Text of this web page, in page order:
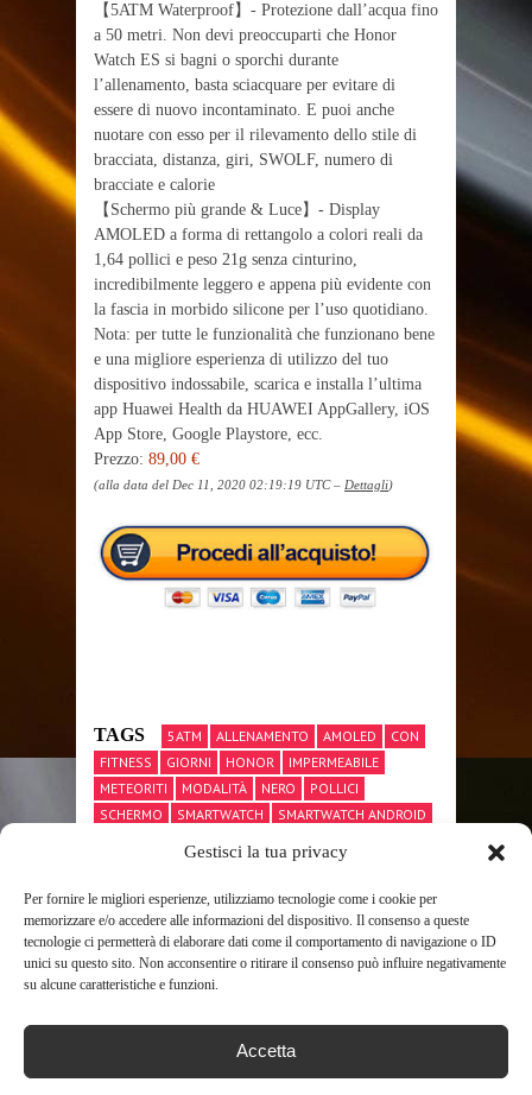
Gestisci la tua privacy
Per fornire le migliori esperienze, utilizziamo tecnologie come i cookie per
memorizzare e/o accedere alle informazioni del dispositivo. Il consenso a queste
tecnologie ci permetterà di elaborare dati come il comportamento di navigazione o ID
unici su questo sito. Non acconsentire o ritirare il consenso può influire negativamente
su alcune caratteristiche e funzioni.
Accetta
【5ATM Waterproof】- Protezione dall’acqua fino
a 50 metri. Non devi preoccuparti che Honor
Watch ES si bagni o sporchi durante
l’allenamento, basta sciacquare per evitare di
essere di nuovo incontaminato. E puoi anche
nuotare con esso per il rilevamento dello stile di
bracciata, distanza, giri, SWOLF, numero di
bracciate e calorie
【Schermo più grande & Luce】- Display
AMOLED a forma di rettangolo a colori reali da
1,64 pollici e peso 21g senza cinturino,
incredibilmente leggero e appena più evidente con
la fascia in morbido silicone per l’uso quotidiano.
Nota: per tutte le funzionalità che funzionano bene
e una migliore esperienza di utilizzo del tuo
dispositivo indossabile, scarica e installa l’ultima
app Huawei Health da HUAWEI AppGallery, iOS
App Store, Google Playstore, ecc.
Prezzo: 89,00 €
(alla data del Dec 11, 2020 02:19:19 UTC – Dettagli)
TAGS 5ATM ALLENAMENTO AMOLED
CON
FITNESS
GIORNI HONOR
IMPERMEABILE
METEORITI
MODALITÀ NERO
POLLICI
SCHERMO
SMARTWATCH
SMARTWATCH ANDROID
STANDBY
WATCH
SHARE THIS POST